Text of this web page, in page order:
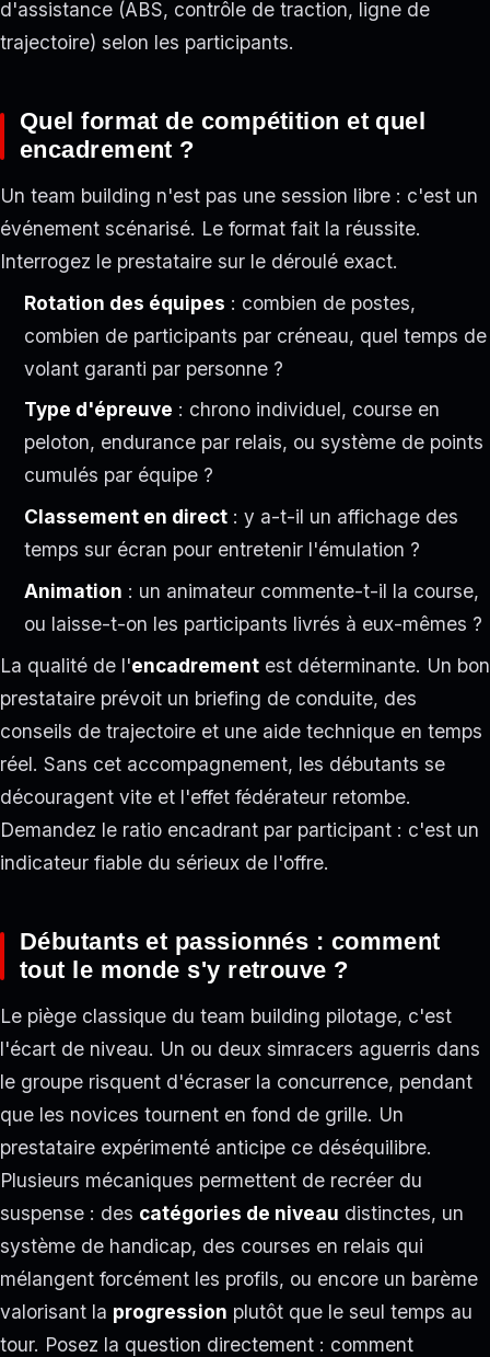
d'assistance (ABS, contrôle de traction, ligne de
trajectoire) selon les participants.
Quel format de compétition et quel
encadrement ?
Un team building n'est pas une session libre : c'est un
événement scénarisé. Le format fait la réussite.
Interrogez le prestataire sur le déroulé exact.
Rotation des équipes : combien de postes,
combien de participants par créneau, quel temps de
volant garanti par personne ?
Type d'épreuve : chrono individuel, course en
peloton, endurance par relais, ou système de points
cumulés par équipe ?
Classement en direct : y a-t-il un affichage des
temps sur écran pour entretenir l'émulation ?
Animation : un animateur commente-t-il la course,
ou laisse-t-on les participants livrés à eux-mêmes ?
La qualité de l'encadrement est déterminante. Un bon
prestataire prévoit un briefing de conduite, des
conseils de trajectoire et une aide technique en temps
réel. Sans cet accompagnement, les débutants se
découragent vite et l'effet fédérateur retombe.
Demandez le ratio encadrant par participant : c'est un
indicateur fiable du sérieux de l'offre.
Débutants et passionnés : comment
tout le monde s'y retrouve ?
Le piège classique du team building pilotage, c'est
l'écart de niveau. Un ou deux simracers aguerris dans
le groupe risquent d'écraser la concurrence, pendant
que les novices tournent en fond de grille. Un
prestataire expérimenté anticipe ce déséquilibre.
Plusieurs mécaniques permettent de recréer du
suspense : des catégories de niveau distinctes, un
système de handicap, des courses en relais qui
mélangent forcément les profils, ou encore un barème
valorisant la progression plutôt que le seul temps au
tour. Posez la question directement : comment